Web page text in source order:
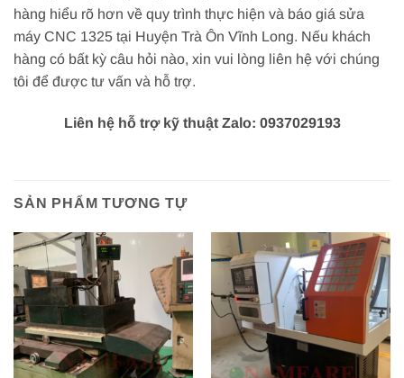
hàng hiểu rõ hơn về quy trình thực hiện và báo giá sửa
máy CNC 1325 tại Huyện Trà Ôn Vĩnh Long. Nếu khách
hàng có bất kỳ câu hỏi nào, xin vui lòng liên hệ với chúng
tôi để được tư vấn và hỗ trợ.
Liên hệ hỗ trợ kỹ thuật Zalo: 0937029193
SẢN PHẨM TƯƠNG TỰ